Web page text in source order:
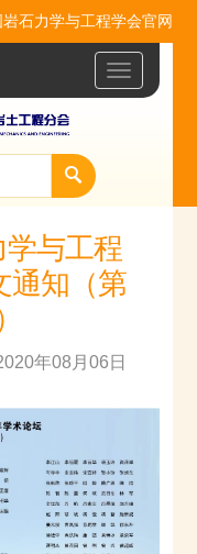
石力学与工程学会官网
Toggle
与工程
通知（第
年08月06日